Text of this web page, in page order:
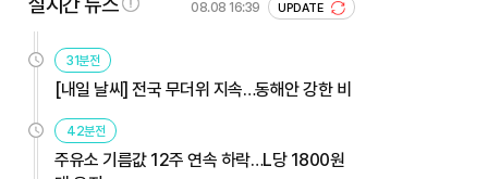
08.08 16:39 UPDATE
31분전
[내일 날씨] 전국 무더위 지속…동해안 강한 비
42분전
주유소 기름값 12주 연속 하락…L당 1800원